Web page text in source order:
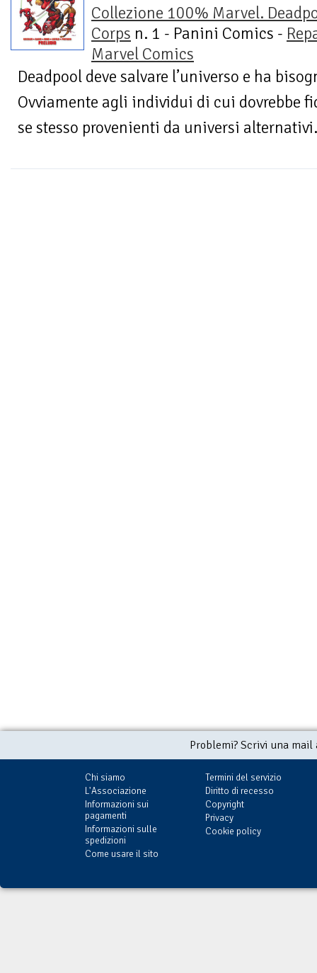
Collezione 100% Marvel.
Corps n. 1 - Panini Comics -
Marvel Comics
Deadpool deve salvare l’universo e ha
Ovviamente agli individui di cui dovrebbe
se stesso provenienti da universi
Problemi? Scrivi una
Chi siamo
L'Associazione
Informazioni sui
pagamenti
Informazioni sulle
spedizioni
Come usare il sito
Termini del servizio
Diritto di recesso
Copyright
Privacy
Cookie policy